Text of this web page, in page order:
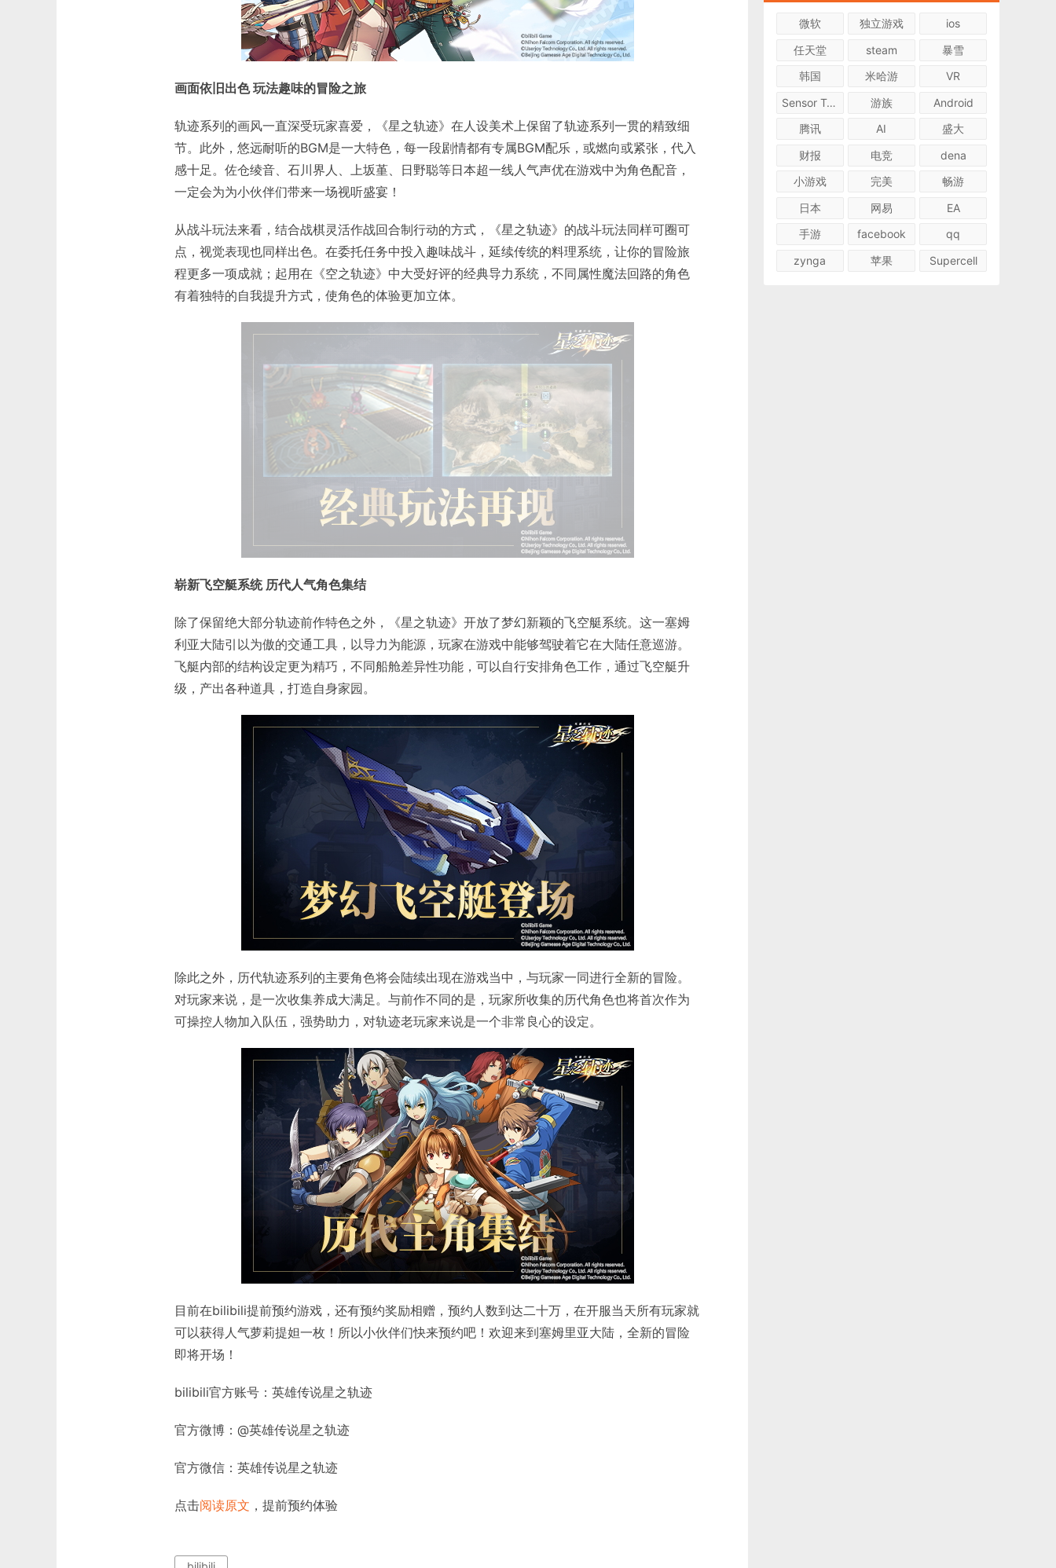
画面依旧出色 玩法趣味的冒险之旅
轨迹系列的画风一直深受玩家喜爱，《星之轨迹》在人设美术上保留了轨迹系列一贯的精致细
节。此外，悠远耐听的BGM是一大特色，每一段剧情都有专属BGM配乐，或燃向或紧张，代入
感十足。佐仓绫音、石川界人、上坂堇、日野聪等日本超一线人气声优在游戏中为角色配音，
一定会为为小伙伴们带来一场视听盛宴！
从战斗玩法来看，结合战棋灵活作战回合制行动的方式，《星之轨迹》的战斗玩法同样可圈可
点，视觉表现也同样出色。在委托任务中投入趣味战斗，延续传统的料理系统，让你的冒险旅
程更多一项成就；起用在《空之轨迹》中大受好评的经典导力系统，不同属性魔法回路的角色
有着独特的自我提升方式，使角色的体验更加立体。
崭新飞空艇系统 历代人气角色集结
除了保留绝大部分轨迹前作特色之外，《星之轨迹》开放了梦幻新颖的飞空艇系统。这一塞姆
利亚大陆引以为傲的交通工具，以导力为能源，玩家在游戏中能够驾驶着它在大陆任意巡游。
飞艇内部的结构设定更为精巧，不同船舱差异性功能，可以自行安排角色工作，通过飞空艇升
级，产出各种道具，打造自身家园。
除此之外，历代轨迹系列的主要角色将会陆续出现在游戏当中，与玩家一同进行全新的冒险。
对玩家来说，是一次收集养成大满足。与前作不同的是，玩家所收集的历代角色也将首次作为
可操控人物加入队伍，强势助力，对轨迹老玩家来说是一个非常良心的设定。
目前在bilibili提前预约游戏，还有预约奖励相赠，预约人数到达二十万，在开服当天所有玩家就
可以获得人气萝莉提妲一枚！所以小伙伴们快来预约吧！欢迎来到塞姆里亚大陆，全新的冒险
即将开场！
bilibili官方账号：英雄传说星之轨迹
官方微博：@英雄传说星之轨迹
官方微信：英雄传说星之轨迹
点击阅读原文 ，提前预约体验
微软 独立游戏
ios
任天堂
steam
暴雪
韩国
米哈游
VR
Sensor Tower
游族
Android
腾讯
AI
盛大
财报
电竞
dena
小游戏
完美
畅游
日本
网易
EA
手游
facebook
qq
zynga
苹果 Supercell